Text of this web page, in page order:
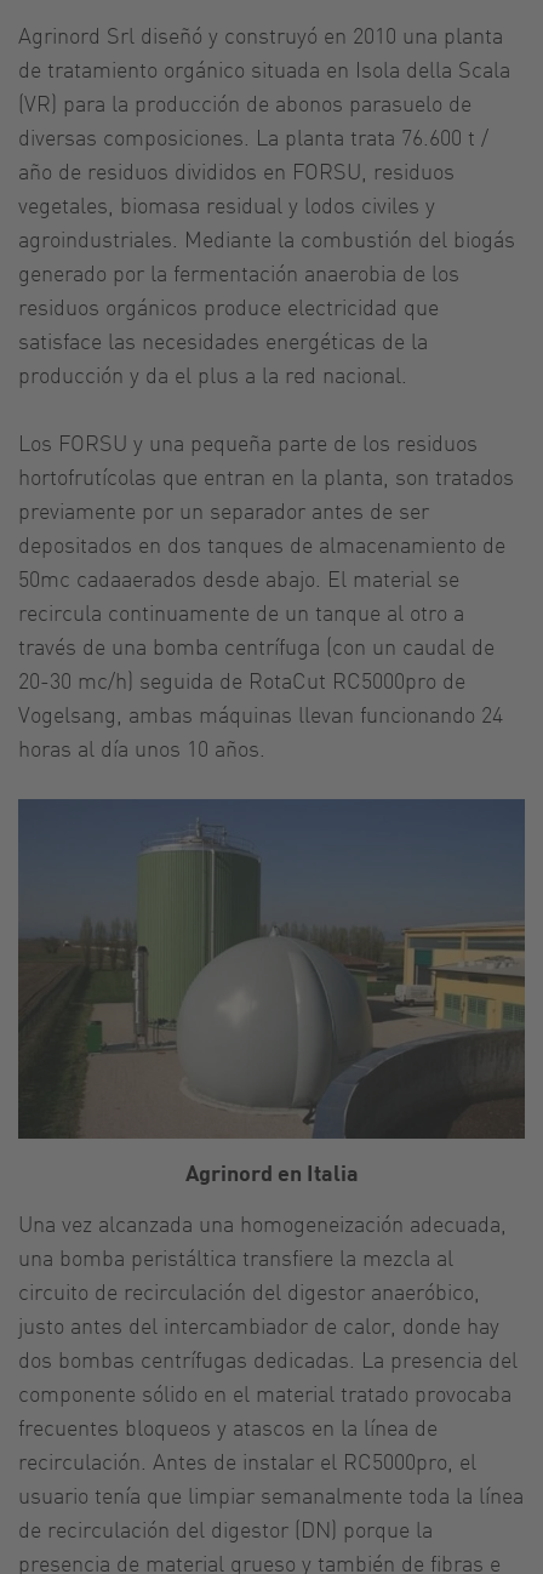
Agrinord Srl diseñó y construyó en 2010 una planta
de tratamiento orgánico situada en Isola della Scala
(VR) para la producción de abonos parasuelo de
diversas composiciones. La planta trata 76.600 t /
año de residuos divididos en FORSU, residuos
vegetales, biomasa residual y lodos civiles y
agroindustriales. Mediante la combustión del biogás
generado por la fermentación anaerobia de los
residuos orgánicos produce electricidad que
satisface las necesidades energéticas de la
producción y da el plus a la red nacional.
Los FORSU y una pequeña parte de los residuos
hortofrutícolas que entran en la planta, son tratados
previamente por un separador antes de ser
depositados en dos tanques de almacenamiento de
50mc cadaaerados desde abajo. El material se
recircula continuamente de un tanque al otro a
través de una bomba centrífuga (con un caudal de
20-30 mc/h) seguida de RotaCut RC5000pro de
Vogelsang, ambas máquinas llevan funcionando 24
horas al día unos 10 años.
Agrinord en Italia
Una vez alcanzada una homogeneización adecuada,
una bomba peristáltica transfiere la mezcla al
circuito de recirculación del digestor anaeróbico,
justo antes del intercambiador de calor, donde hay
dos bombas centrífugas dedicadas. La presencia del
componente sólido en el material tratado provocaba
frecuentes bloqueos y atascos en la línea de
recirculación. Antes de instalar el RC5000pro, el
usuario tenía que limpiar semanalmente toda la línea
de recirculación del digestor (DN) porque la
presencia de material grueso y también de fibras e